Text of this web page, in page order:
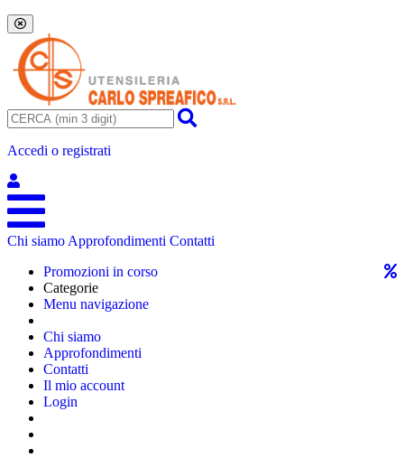
Accedi o registrati
Chi siamo Approfondimenti Contatti
Promozioni in corso
Categorie
Menu navigazione
Chi siamo
Approfondimenti
Contatti
Il mio account
Login